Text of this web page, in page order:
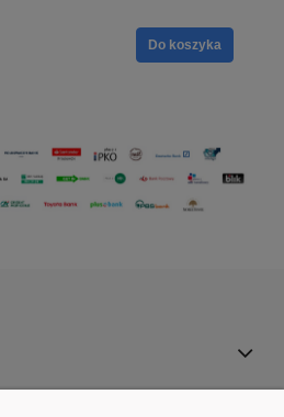
Do koszyka